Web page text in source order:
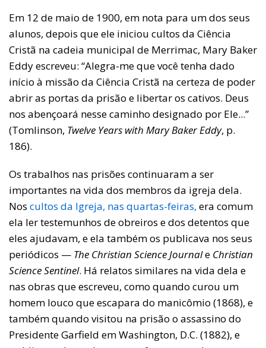
Em 12 de maio de 1900, em nota para um dos seus
alunos, depois que ele iniciou cultos da Ciência
Cristã na cadeia municipal de Merrimac, Mary Baker
Eddy escreveu: “Alegra-me que você tenha dado
início à missão da Ciência Cristã na certeza de poder
abrir as portas da prisão e libertar os cativos. Deus
nos abençoará nesse caminho designado por Ele...”
(Tomlinson, Twelve Years with Mary Baker Eddy, p.
186).
Os trabalhos nas prisões continuaram a ser
importantes na vida dos membros da igreja dela.
Nos cultos da Igreja, nas quartas-feiras, era comum
ela ler testemunhos de obreiros e dos detentos que
eles ajudavam, e ela também os publicava nos seus
periódicos — The Christian Science Journale Christian
Science Sentinel. Há relatos similares na vida dela e
nas obras que escreveu, como quando curou um
homem louco que escapara do manicômio (1868), e
também quando visitou na prisão o assassino do
Presidente Garfield em Washington, D.C. (1882), e